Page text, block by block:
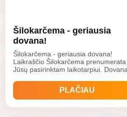
Šilokarčema - geriausia
dovana!
Šilokarčema - geriausia dovana!
Laikraščio Šilokarčema prenumerata
Jūsų pasirinktam laikotarpiui. Dovana -
bei sekti naujienas! Laikraštis
antradienį ir penktadienį.
PLAČIAU